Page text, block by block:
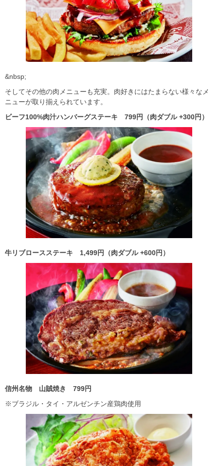
&nbsp;
そしてその他の肉メニューも充実。肉好きにはたまらない様々なメ
ニューが取り揃えられています。
ビーフ100%肉汁ハンバーグステーキ 799円（肉ダブル +300円）
牛リブロースステーキ 1,499円（肉ダブル +600円）
信州名物 山賊焼き 799円
※ブラジル・タイ・アルゼンチン産鶏肉使用